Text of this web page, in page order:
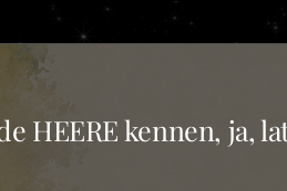
HEERE kennen, ja,